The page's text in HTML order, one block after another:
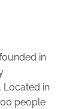
in
Located in
people